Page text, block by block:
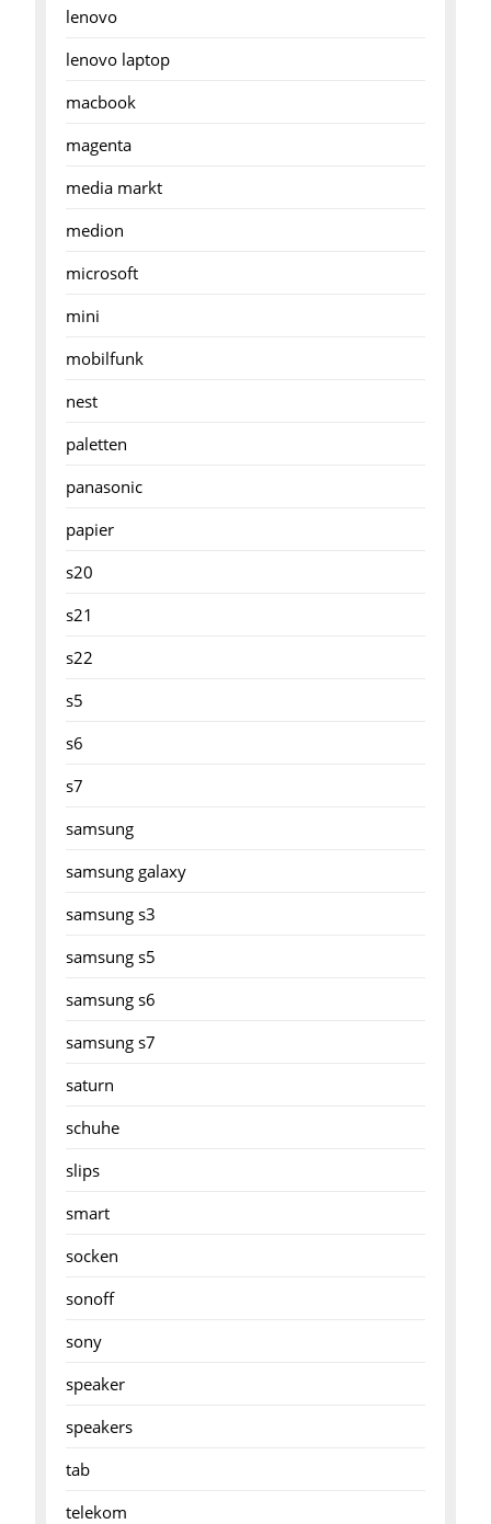
lenovo
lenovo laptop
macbook
magenta
media markt
medion
microsoft
mini
mobilfunk
nest
paletten
panasonic
papier
s20
s21
s22
s5
s6
s7
samsung
samsung galaxy
samsung s3
samsung s5
samsung s6
samsung s7
saturn
schuhe
slips
smart
socken
sonoff
sony
speaker
speakers
tab
telekom